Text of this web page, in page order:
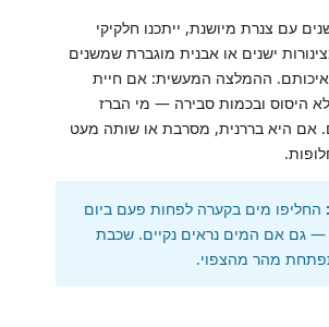
עם צנרת מיושנת, ייתכנו חלקיקי
ישנים או אבנית מוגברת שמשנים
ההמלצה המעשית: אם חיית
היסוס ובכמות סבירה — מי הברז
אם היא בררנית, מסרבת או שותה מעט
החליפו מים בקערה לפחות פעם ביום
— גם אם המים נראים נקיים. שכבת
מהר מהצפוי.